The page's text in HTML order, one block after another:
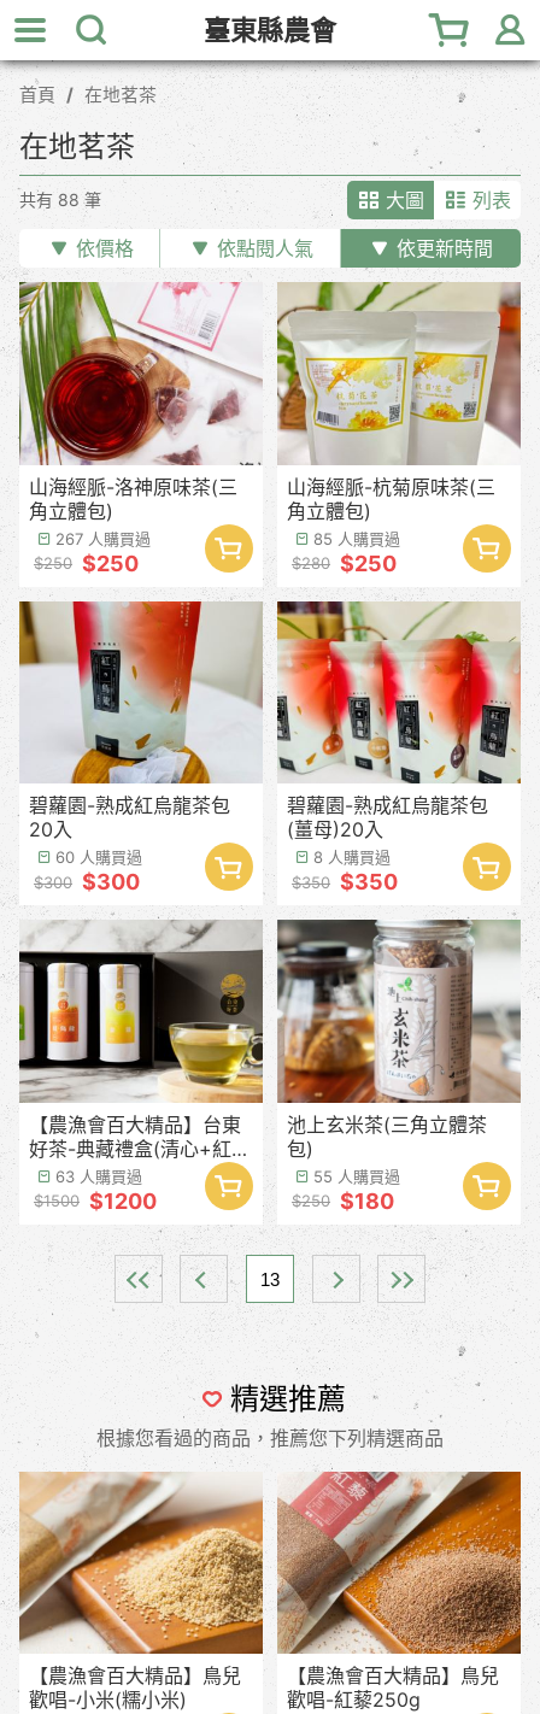
跳
到
主
內
臺東縣農會
首頁 在地茗茶
在地茗茶
共有 88 筆
依價格 依點閱人氣 依更新時間
大圖 列表
山海經脈-洛神原味茶(三
角立體包)
267 人購買過
$250 $250
山海經脈-杭菊原味茶(三
角立體包)
85 人購買過
$280 $250
碧蘿園-熟成紅烏龍茶包
20入
60 人購買過
$300 $300
碧蘿園-熟成紅烏龍茶包
(薑母)20入
8 人購買過
$350 $350
【農漁會百大精品】台東
好茶-典藏禮盒(清心+紅烏
龍+金萱)
63 人購買過
$1500 $1200
池上玄米茶(三角立體茶
包)
55 人購買過
$250 $180
13
精選推薦
根據您看過的商品，推薦您下列精選商品
【農漁會百大精品】鳥兒
歡唱-小米(糯小米)
【農漁會百大精品】鳥兒
歡唱-紅藜250g